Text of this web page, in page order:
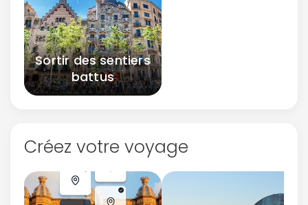
Sortir des sentiers
battus
Créez votre voyage